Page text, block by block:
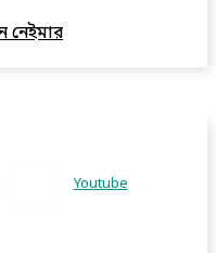
নেইমার
Youtube